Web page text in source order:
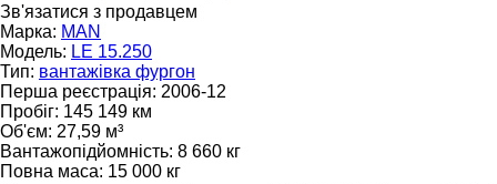
Зв'язатися з продавцем
Марка: MAN
Модель: LE 15.250
Тип: вантажівка фургон
Перша реєстрація: 2006-12
Пробіг: 145 149 км
Об'єм: 27,59 м³
Вантажопідйомність: 8 660 кг
Повна маса: 15 000 кг